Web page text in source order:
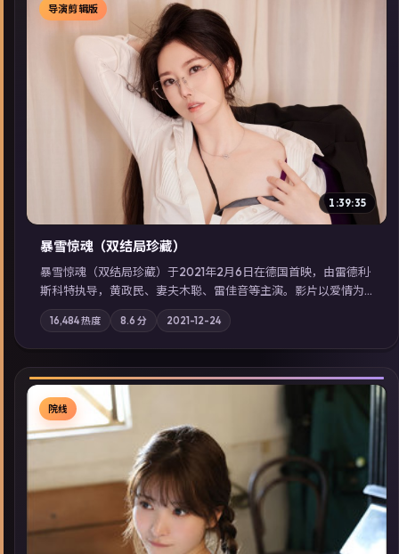
▶
导演剪辑版
1:39:35
暴雪惊魂（双结局珍藏）
暴雪惊魂（双结局珍藏）于2021年2月6日在德国首映，由雷德利·
斯科特执导，黄政民、妻夫木聪、雷佳音等主演。影片以爱情为
叙事主轴，科技与人性的边界在实验事故后逐渐模糊；摄影与配
乐强化地域气质；站内亦可通过「国产免费观看高清电视剧在线
看」延展检索同类型高分佳作，畅享高清在线追剧体验。
16,484热度 8.6 分 2021-12-24
院线